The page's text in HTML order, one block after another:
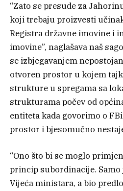
“Zato se presude za
koji trebaju proizvesti
Registra državne imovine i
imovine”, naglašava naš
se izbjegavanjem
otvoren prostor u kojem
strukture u spregama sa
strukturama počev od
entiteta kada govorimo o
prostor i bjesomučno
“Ono što bi se moglo
princip subordinacije. Samo
Vijeća ministara, a bio